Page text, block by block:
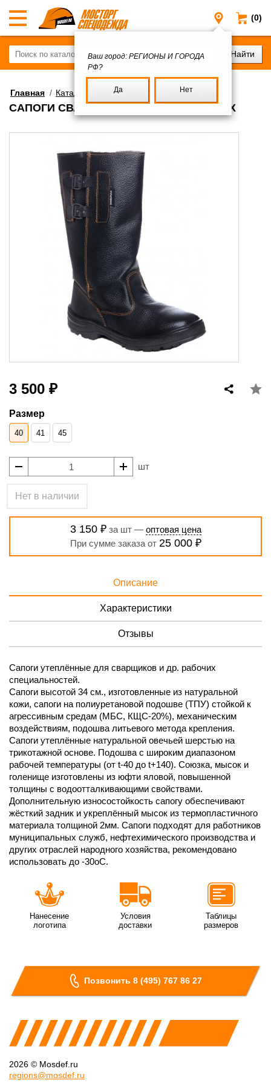
(0)
Регионы
Ваш город: РЕГИОНЫ И ГОРОДА
РФ?
Да Нет
Главная / Каталог Обувь рабочая Рабочая обувь
САПОГИ СВАРЩИКА НАТУРАЛЬНЫЙ МЕХ
3 500 ₽
Размер
40 41 45
шт
Нет в наличии
3 150 ₽за шт — оптовая цена
При сумме заказа от 25 000 ₽
Описание
Характеристики
Отзывы
Сапоги утеплённые для сварщиков и др. рабочих
специальностей.
Сапоги высотой 34 см., изготовленные из натуральной
кожи, сапоги на полиуретановой подошве (ТПУ) стойкой к
агрессивным средам (МБС, КЩС-20%), механическим
воздействиям, подошва литьевого метода крепления.
Сапоги утеплённые натуральной овечьей шерстью на
трикотажной основе. Подошва с широким диапазоном
рабочей температуры (от t-40 до t+140). Союзка, мысок и
голенище изготовлены из юфти яловой, повышенной
толщины с водоотталкивающими свойствами.
Дополнительную износостойкость сапогу обеспечивают
жёсткий задник и укреплённый мысок из термопластичного
материала толщиной 2мм. Сапоги подходят для работников
муниципальных служб, нефтехимического производства и
других отраслей народного хозяйства, рекомендовано
использовать до -30оС.
Нанесение
логотипа
Условия
доставки
Таблицы
размеров
Позвонить 8 (495) 767 86 27
2026 © Mosdef.ru
regions@mosdef.ru